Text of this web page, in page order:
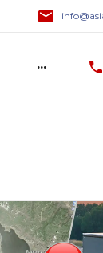
...